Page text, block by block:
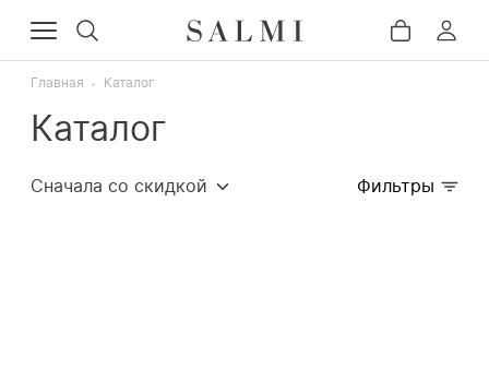
Главная Каталог
Каталог
Сначала со скидкой
Фильтры